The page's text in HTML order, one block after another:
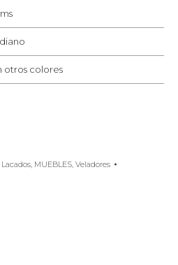
otros colores
Lacados, MUEBLES, Veladores